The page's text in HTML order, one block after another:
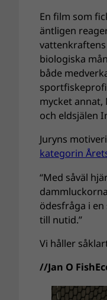
En film som
äntligen
biologiska
både
mycket annat,
och eldsjälen
Juryns
kategorin
“Med såväl
ödesfråga i
till nutid.”
Vi håller
//Jan O